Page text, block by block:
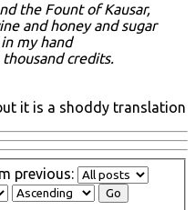
the Fount of Kausar,
and honey and sugar
my hand
credits.
it is a shoddy translation
previous: